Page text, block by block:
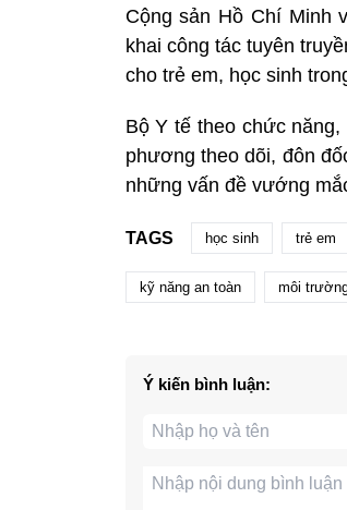
Cộng sản Hồ Chí Minh
khai công tác tuyên
cho trẻ em, học sinh
Bộ Y tế theo chức
phương theo dõi, đôn
những vấn đề vướng
TAGS học sinh trẻ em
kỹ năng an toàn môi
Ý kiến bình luận: